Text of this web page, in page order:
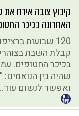
קיבוץ צובה אירח
האחרונה בכיכר
120 שבועות
קבלת השבת
בכיכר החטופים.
שהיה בין הנואמים:
ואפשר לנשום